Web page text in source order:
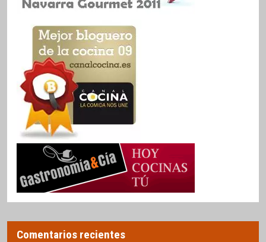
Comentarios recientes